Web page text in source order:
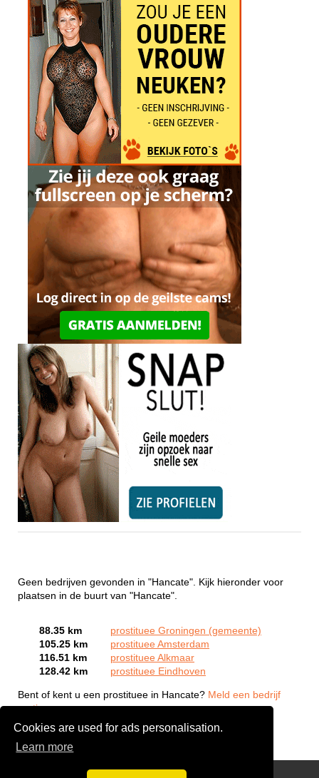
Cookies are used for ads personalisation.
Learn more
Geen bedrijven gevonden in "Hancate". Kijk hieronder voor
plaatsen in de buurt van "Hancate".
88.35 km
prostituee Groningen (gemeente)
105.25 km
prostituee Amsterdam
116.51 km
prostituee Alkmaar
128.42 km
prostituee Eindhoven
Bent of kent u een prostituee in Hancate? Meld een bedrijf
gratis aan